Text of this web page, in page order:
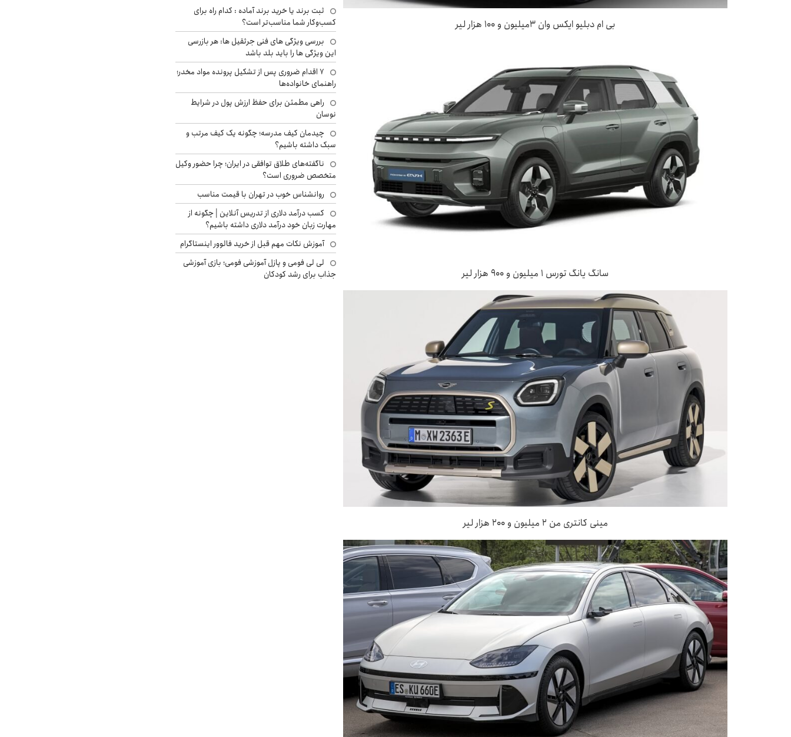
بی ام دبلیو ایکس وان ۳میلیون و ۱۰۰ هزار لیر
سانگ یانگ تورس ۱ میلیون و ۹۰۰ هزار لیر
مینی کانتری من ۲ میلیون و ۲۰۰ هزار لیر
ثبت برند یا خرید برند آماده : کدام راه برای
کسب‌وکار شما مناسب‌تر است؟
بررسی ویژگی های فنی جرثقیل ها: هر بازرسی
این ویژگی ها را باید بلد باشد
۷ اقدام ضروری پس از تشکیل پرونده مواد مخدر؛
راهنمای خانواده‌ها
راهی مطمئن برای حفظ ارزش پول در شرایط
نوسان
چیدمان کیف مدرسه؛ چگونه یک کیف مرتب و
سبک داشته باشیم؟
ناگفته‌های طلاق توافقی در ایران؛ چرا حضور وکیل
متخصص ضروری است؟
روانشناس خوب در تهران با قیمت مناسب
کسب درآمد دلاری از تدریس آنلاین | چگونه از
مهارت زبان خود درآمد دلاری داشته باشیم؟
آموزش نکات مهم قبل از خرید فالوور اینستاگرام
لی لی فومی و پازل آموزشی فومی؛ بازی آموزشی
جذاب برای رشد کودکان